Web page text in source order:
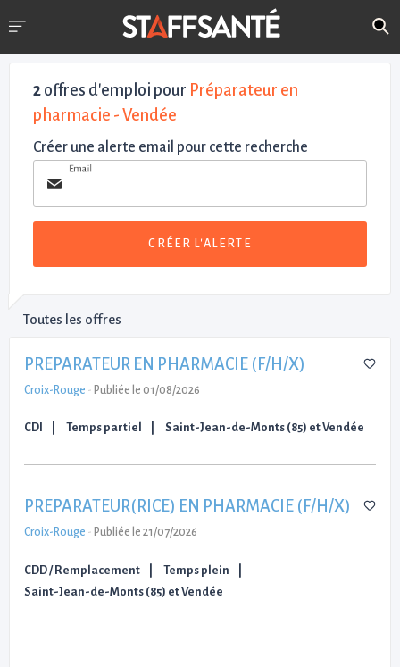
2 offres d'emploi pour Préparateur en
pharmacie - Vendée
Créer une alerte email pour cette recherche
Email
CRÉER L'ALERTE
Toutes les offres
PREPARATEUR EN PHARMACIE (F/H/X)
Croix-Rouge - Publiée le 01/08/2026
CDI Temps partiel Saint-Jean-de-Monts (85) et Vendée
PREPARATEUR(RICE) EN PHARMACIE (F/H/X)
Croix-Rouge - Publiée le 21/07/2026
CDD / Remplacement
Temps plein
Saint-Jean-de-Monts (85) et Vendée